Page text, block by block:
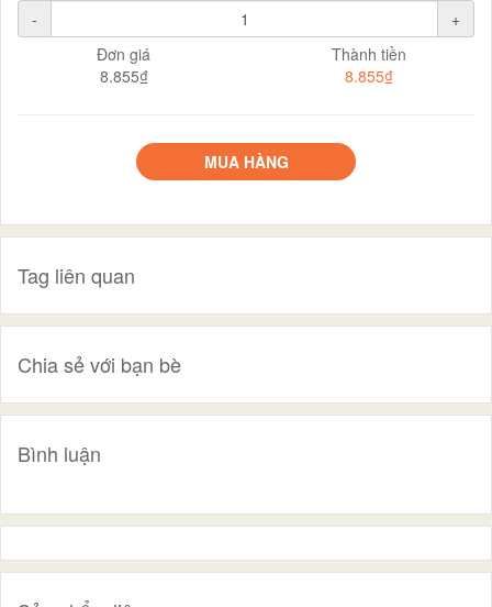
-
+
Đơn giá
8.855₫
Thành tiền
8.855₫
MUA HÀNG
Tag liên quan
Chia sẻ với bạn bè
Bình luận